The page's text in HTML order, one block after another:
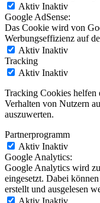
Aktiv Inaktiv
Google AdSense:
Das Cookie wird von
Werbungseffizienz auf
Aktiv Inaktiv
Tracking
Aktiv Inaktiv
Tracking Cookies helfen
Verhalten von Nutzern
auszuwerten.
Partnerprogramm
Aktiv Inaktiv
Google Analytics:
Google Analytics wird
eingesetzt. Dabei
erstellt und ausgelesen
Aktiv Inaktiv